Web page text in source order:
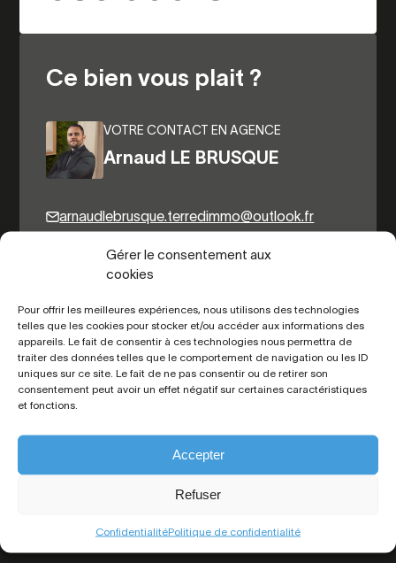
Gérer le consentement aux
cookies
Pour offrir les meilleures expériences, nous utilisons des technologies
telles que les cookies pour stocker et/ou accéder aux informations des
appareils. Le fait de consentir à ces technologies nous permettra de
traiter des données telles que le comportement de navigation ou les ID
uniques sur ce site. Le fait de ne pas consentir ou de retirer son
consentement peut avoir un effet négatif sur certaines caractéristiques
et fonctions.
Accepter
Refuser
ConfidentialitéPolitique de confidentialité
Ce bien vous plait ?
VOTRE CONTACT EN AGENCE
Arnaud LE BRUSQUE
arnaudlebrusque.terredimmo@outlook.fr
06.82.44.98.31
Autres biens du même secteur
Toutes lesinformations